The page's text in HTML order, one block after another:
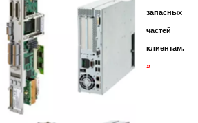
запасных
частей
клиентам.
»